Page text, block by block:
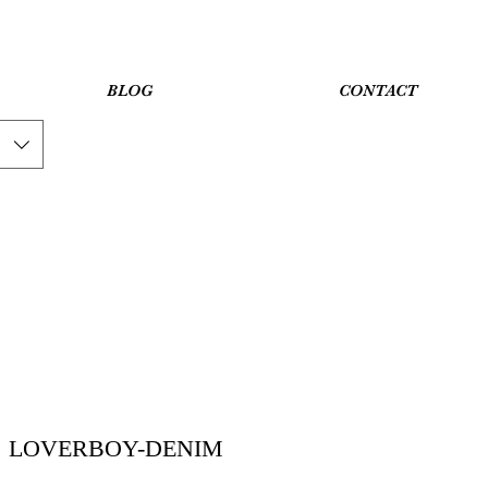
BLOG CONTACT
LOVERBOY-DENIM